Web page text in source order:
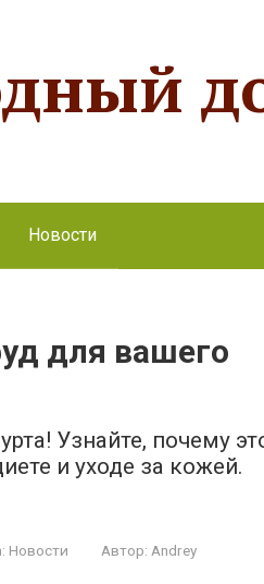
Новости
для вашего
Узнайте, почему
и уходе за кожей.
Новости Автор: Andrey